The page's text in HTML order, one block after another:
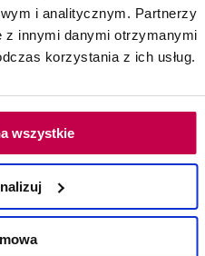
i analitycznym. Partnerzy
z innymi danymi otrzymanymi
korzystania z ich usług.
wszystkie
frotte